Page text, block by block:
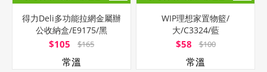
得力Deli多功能拉網金屬辦
公收納盒/E9175/黑
色/200x10
$105 $165
常溫
WIP理想家置物籃/
大/C3324/藍
$58 $100
常溫